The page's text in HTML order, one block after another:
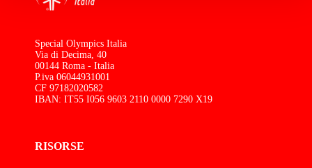
Special Olympics Italia
Via di Decima, 40
00144 Roma - Italia
P.iva 06044931001
CF 97182020582
IBAN: IT55 I056 9603 2110 0000 7290 X19
RISORSE